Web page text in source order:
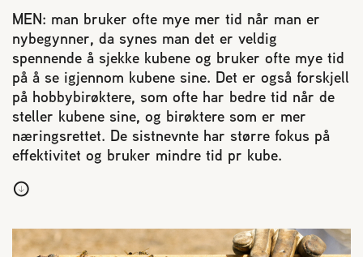
Reaksjon på bistikk
Om Norges Birøkterlag
Finn fylkes- og lokallag
Nyheter
Kurs
MEN: man bruker ofte mye mer tid når man er
nybegynner, da synes man det er veldig
spennende å sjekke kubene og bruker ofte mye tid
på å se igjennom kubene sine. Det er også forskjell
på hobbybirøktere, som ofte har bedre tid når de
steller kubene sine, og birøktere som er mer
næringsrettet. De sistnevnte har større fokus på
effektivitet og bruker mindre tid pr kube.